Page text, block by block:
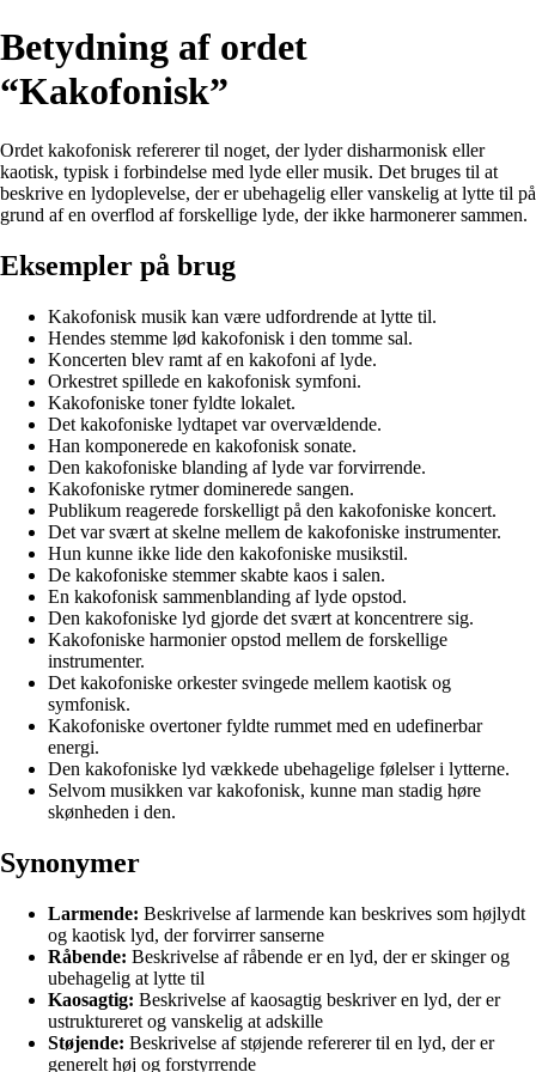
Betydning af ordet
“Kakofonisk”
Ordet kakofonisk refererer til noget, der lyder disharmonisk eller
kaotisk, typisk i forbindelse med lyde eller musik. Det bruges til at
beskrive en lydoplevelse, der er ubehagelig eller vanskelig at lytte til på
grund af en overflod af forskellige lyde, der ikke harmonerer sammen.
Eksempler på brug
Kakofonisk musik kan være udfordrende at lytte til.
Hendes stemme lød kakofonisk i den tomme sal.
Koncerten blev ramt af en kakofoni af lyde.
Orkestret spillede en kakofonisk symfoni.
Kakofoniske toner fyldte lokalet.
Det kakofoniske lydtapet var overvældende.
Han komponerede en kakofonisk sonate.
Den kakofoniske blanding af lyde var forvirrende.
Kakofoniske rytmer dominerede sangen.
Publikum reagerede forskelligt på den kakofoniske koncert.
Det var svært at skelne mellem de kakofoniske instrumenter.
Hun kunne ikke lide den kakofoniske musikstil.
De kakofoniske stemmer skabte kaos i salen.
En kakofonisk sammenblanding af lyde opstod.
Den kakofoniske lyd gjorde det svært at koncentrere sig.
Kakofoniske harmonier opstod mellem de forskellige
instrumenter.
Det kakofoniske orkester svingede mellem kaotisk og
symfonisk.
Kakofoniske overtoner fyldte rummet med en udefinerbar
energi.
Den kakofoniske lyd vækkede ubehagelige følelser i lytterne.
Selvom musikken var kakofonisk, kunne man stadig høre
skønheden i den.
Synonymer
Larmende: Beskrivelse af larmende kan beskrives som højlydt
og kaotisk lyd, der forvirrer sanserne
Råbende: Beskrivelse af råbende er en lyd, der er skinger og
ubehagelig at lytte til
Kaosagtig: Beskrivelse af kaosagtig beskriver en lyd, der er
ustruktureret og vanskelig at adskille
Støjende: Beskrivelse af støjende refererer til en lyd, der er
generelt høj og forstyrrende